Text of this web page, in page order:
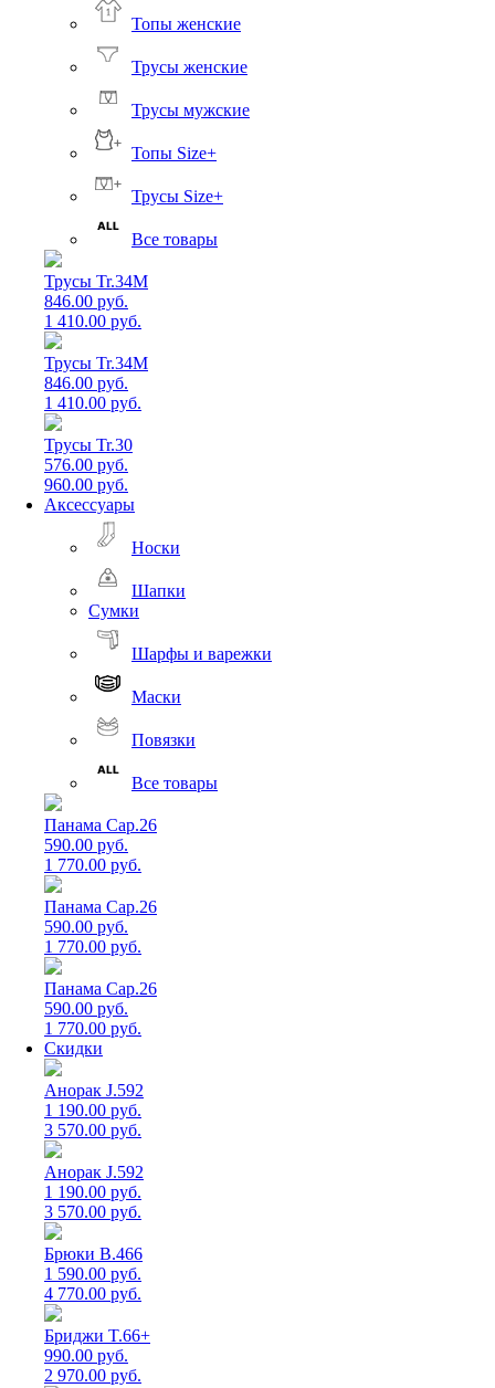
Топы женские
Трусы женские
Трусы мужские
Топы Size+
Трусы Size+
Все товары
Трусы Tr.34M
846.00 руб.
1 410.00 руб.
Трусы Tr.34M
846.00 руб.
1 410.00 руб.
Трусы Tr.30
576.00 руб.
960.00 руб.
Аксессуары
Носки
Шапки
Сумки
Шарфы и варежки
Маски
Повязки
Все товары
Панама Cap.26
590.00 руб.
1 770.00 руб.
Панама Cap.26
590.00 руб.
1 770.00 руб.
Панама Cap.26
590.00 руб.
1 770.00 руб.
Скидки
Анорак J.592
1 190.00 руб.
3 570.00 руб.
Анорак J.592
1 190.00 руб.
3 570.00 руб.
Брюки B.466
1 590.00 руб.
4 770.00 руб.
Бриджи T.66+
990.00 руб.
2 970.00 руб.